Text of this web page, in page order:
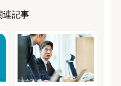
連記事